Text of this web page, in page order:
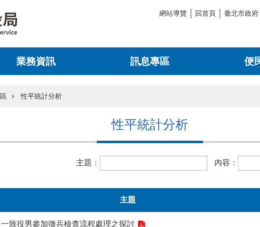
網站導覽 回首頁 臺北市政府
業務資訊 訊息專區 便
性平統計分析
性平統計分析
主題： 內容：
主題
致役男參加徵兵檢查流程處理之探討